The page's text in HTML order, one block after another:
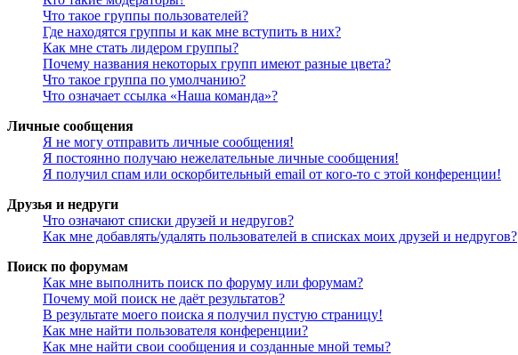
Что такое группы пользователей?
Где находятся группы и как мне вступить в них?
Как мне стать лидером группы?
Почему названия некоторых групп имеют разные цвета?
Что такое группа по умолчанию?
Что означает ссылка «Наша команда»?
Личные сообщения
Я не могу отправить личные сообщения!
Я постоянно получаю нежелательные личные сообщения!
Я получил спам или оскорбительный email от кого-то с этой конференции!
Друзья и недруги
Что означают списки друзей и недругов?
Как мне добавлять/удалять пользователей в списках моих друзей и недругов?
Поиск по форумам
Как мне выполнить поиск по форуму или форумам?
Почему мой поиск не даёт результатов?
В результате моего поиска я получил пустую страницу!
Как мне найти пользователя конференции?
Как мне найти свои сообщения и созданные мной темы?